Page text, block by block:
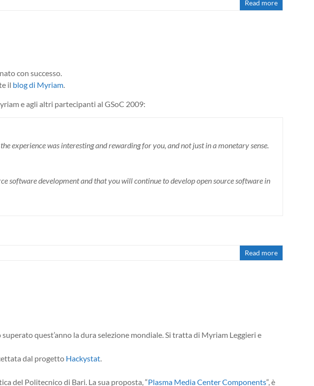
Read more
con successo.
il blog di Myriam.
e agli altri partecipanti al GSoC 2009:
experience was interesting and rewarding for you, and not just in a monetary sense.
software development and that you will continue to develop open source software in
Read more
quest’anno la dura selezione mondiale. Si tratta di Myriam Leggieri e
dal progetto Hackystat.
del Politecnico di Bari. La sua proposta, “Plasma Media Center Components“, è